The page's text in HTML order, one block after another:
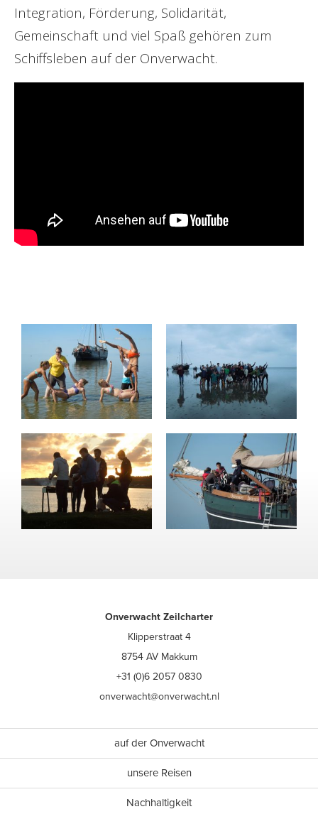
Integration, Förderung, Solidarität,
Gemeinschaft und viel Spaß gehören zum
Schiffsleben auf der Onverwacht.
Onverwacht Zeilcharter
Klipperstraat 4
8754 AV Makkum
+31 (0)6 2057 0830
onverwacht@onverwacht.nl
auf der Onverwacht
unsere Reisen
Nachhaltigkeit